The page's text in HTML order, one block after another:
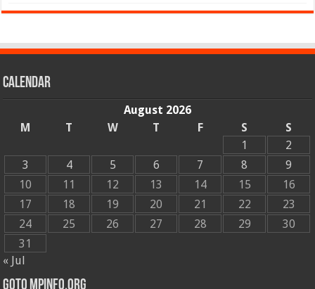
Calendar
August 2026
M
T W T F S
S
1
2
3
4 5 6 7 8
9
10
11 12 13 14 15
16
17
18 19 20 21 22
23
24
25 26 27 28 29
30
31
« Jul